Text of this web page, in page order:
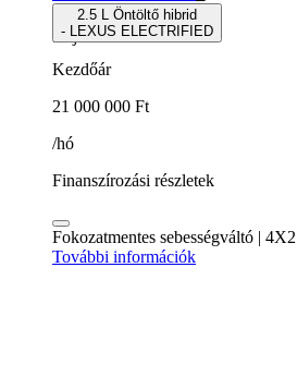
5 ajtós SUV
2.5 L Öntöltő hibrid
- LEXUS ELECTRIFIED
Kezdőár
21 000 000 Ft
/hó
Finanszírozási részletek
Fokozatmentes sebességváltó | 4X2
További információk